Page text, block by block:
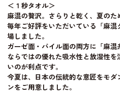
＜１秒タオル＞
麻混の贅沢。さらりと乾く、夏のた
毎年ご好評をいただいている「麻
場しました。
ガーゼ面・パイル面の両方に「麻
ならではの優れた吸水性と放湿性
いのが利点です。
今夏は、日本の伝統的な意匠をモ
ンをご用意しました。